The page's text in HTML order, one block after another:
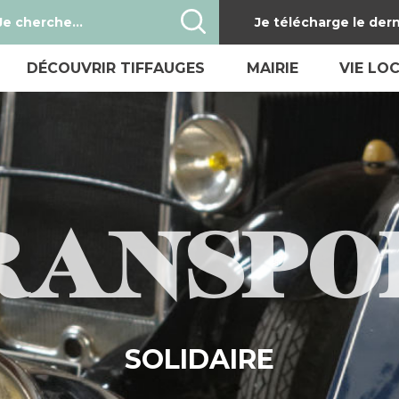
Je télécharge le
DÉCOUVRIR TIFFAUGES
Présentation de Tiffauges
Parcours historique
Le château de Barbe-Bleue
Les Médiévales
Hébergement, restauration
Tiffauges en photos
Plans de la commune
MAIRIE
Les commissions
Procès verbaux
Liste des
Démarches
Urbanisme
Conseil Municipal
Réservation de
VIE
Vie
SOLIDAIRE